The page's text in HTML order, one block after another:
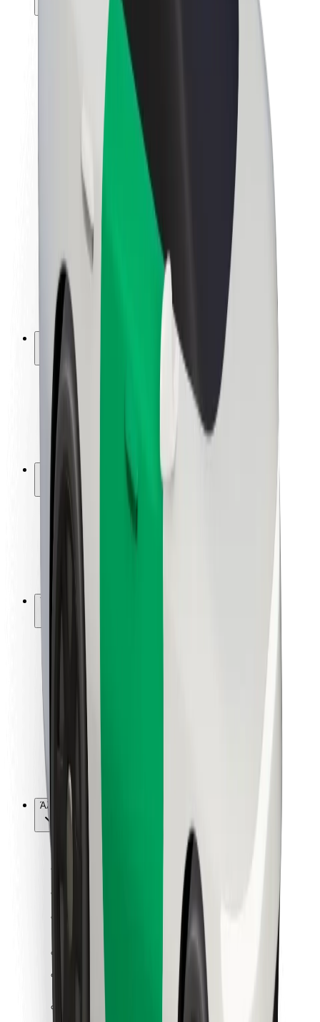
Θέσεις εργασίας
Σχετικά με τη Bolt
Βιωσιμότητα στη Bolt
Project Zero
Κέντρο Τύπου
Κατευθυντήριες γραμμές Brand
Αποστολή
Σχέσεις με Επενδυτές
Ηγεσία
Μάρκα
Μέσα ενημέρωσης
Urban Fund
Ασφάλεια
Ασφάλεια επιβάτη
Ασφάλεια οδηγών
Ασφάλεια σκούτερ
Εργαστήριο ασφάλειας
Τοποθεσίες
Λύσεις για την πόλη
Αεροδρόμια
Bolt Αποβάθρες Φόρτισης
Υποστήριξη
Για επιβάτες
Για τους οδηγούς
Bolt Food
Για ιδιοκτήτες στόλου οχημάτων
Bolt for Business
Άλλο
Προμηθευτές
Όροι & Προϋποθέσεις
Ασφάλεια
Πάρε ταξί μέσα σε λίγα λεπτά!
Κατέβασε την εφαρμογή Bolt
Βρείτε το αγαπημένο σας φαγητό!